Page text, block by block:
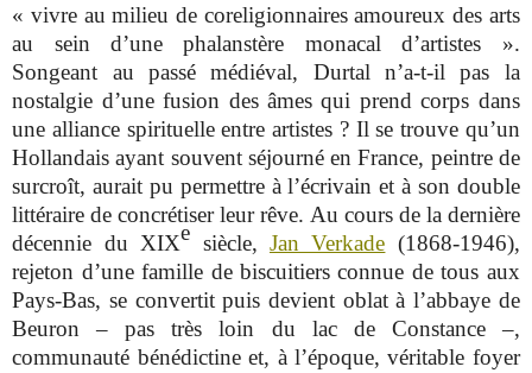
« vivre au milieu de coreligionnaires amoureux des arts
au sein d’une phalanstère monacal d’artistes ».
Songeant au passé médiéval, Durtal n’a-t-il pas la
nostalgie d’une fusion des âmes qui prend corps dans
une alliance spirituelle entre artistes ? Il se trouve qu’un
Hollandais ayant souvent séjourné en France, peintre de
surcroît, aurait pu permettre à l’écrivain et à son double
littéraire de concrétiser leur rêve. Au cours de la dernière
décennie du XIXe siècle, Jan Verkade (1868-1946),
rejeton d’une famille de biscuitiers connue de tous aux
Pays-Bas, se convertit puis devient oblat à l’abbaye de
Beuron – pas très loin du lac de Constance –,
communauté bénédictine et, à l’époque, véritable foyer